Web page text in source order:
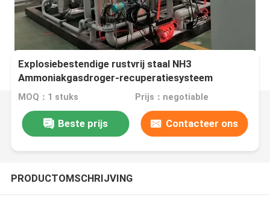
Explosiebestendige rustvrij staal NH3
Ammoniakgasdroger-recuperatiesysteem
MOQ：1 stuks Prijs：negotiable
Beste prijs Contacteer ons
PRODUCTOMSCHRIJVING